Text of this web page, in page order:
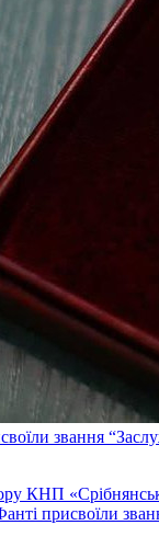
звання
КНП
присвоїли